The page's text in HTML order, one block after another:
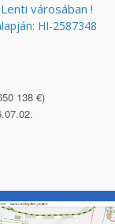
városában !
HI-2587348
138 €)